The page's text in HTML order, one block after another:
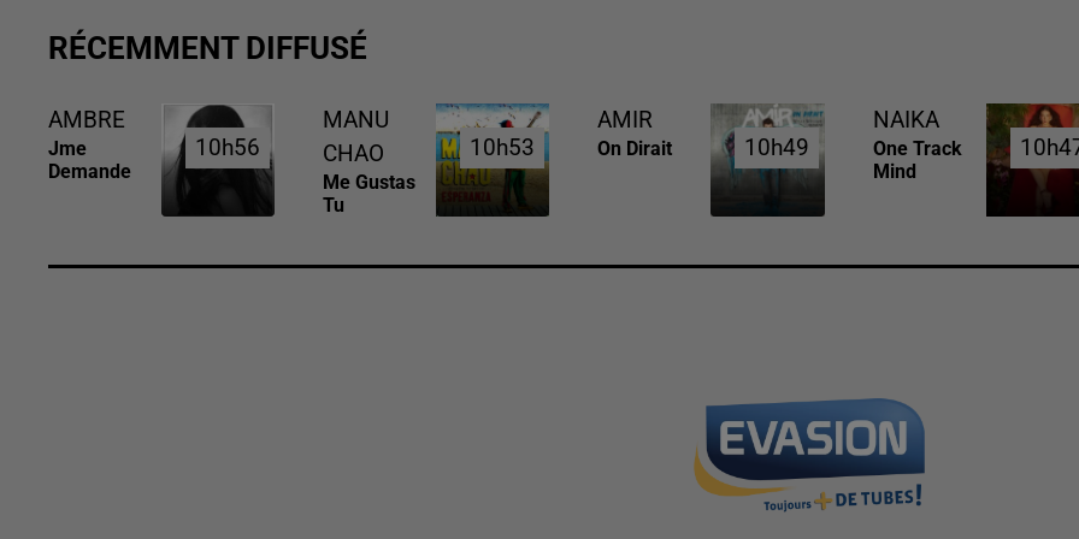
RÉCEMMENT DIFFUSÉ
AMBRE
Jme
Demande
10h56
10h56
MANU
CHAO
Me Gustas
Tu
10h53
10h53
AMIR
On Dirait 10h49
10h49
NAIKA
One Track
Mind